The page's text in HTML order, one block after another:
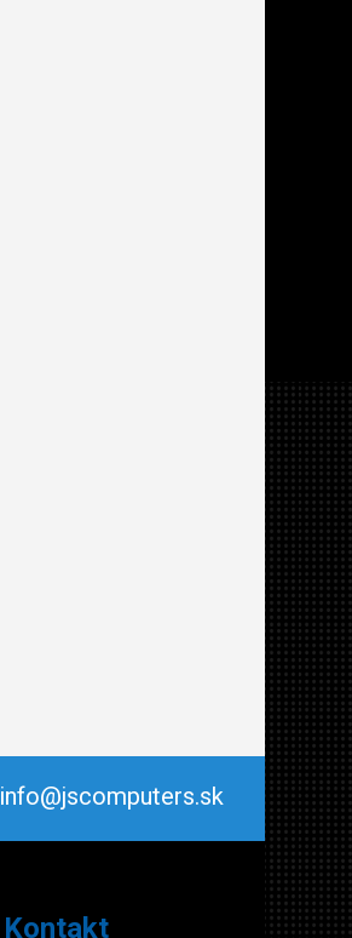
info@jscomputers.sk
Kontakt